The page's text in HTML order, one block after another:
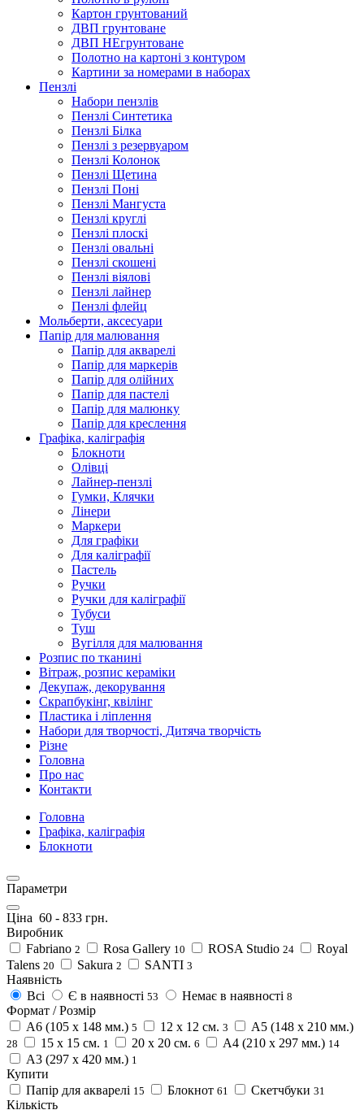
Картон грунтований
ДВП грунтоване
ДВП НЕгрунтоване
Полотно на картоні з контуром
Картини за номерами в наборах
Пензлі
Набори пензлів
Пензлі Синтетика
Пензлі Білка
Пензлі з резервуаром
Пензлі Колонок
Пензлі Щетина
Пензлі Поні
Пензлі Мангуста
Пензлі круглі
Пензлі плоскі
Пензлі овальні
Пензлі скошені
Пензлі віялові
Пензлі лайнер
Пензлі флейц
Мольберти, аксесуари
Папір для малювання
Папір для акварелі
Папір для маркерів
Папір для олійних
Папір для пастелі
Папір для малюнку
Папір для креслення
Графіка, каліграфія
Блокноти
Олівці
Лайнер-пензлі
Гумки, Клячки
Лінери
Маркери
Для графіки
Для каліграфії
Пастель
Ручки
Ручки для каліграфії
Тубуси
Туш
Вугілля для малювання
Розпис по тканині
Вітраж, розпис кераміки
Декупаж, декорування
Скрапбукінг, квілінг
Пластика і ліплення
Набори для творчості, Дитяча творчість
Різне
Головна
Про нас
Контакти
Головна
Графіка, каліграфія
Блокноти
Параметри
Ціна 60 - 833 грн.
Виробник
Fabriano 2 Rosa Gallery 10 ROSA Studio 24
Royal
Talens 20 Sakura 2 SANTI 3
Наявність
Всі
Є в наявності 53 Немає в наявності 8
Формат / Розмір
А6 (105 x 148 мм.) 5 12 x 12 см. 3 А5 (148 x 210 мм.)
28 15 x 15 см. 1 20 x 20 см. 6 А4 (210 x 297 мм.) 14
А3 (297 x 420 мм.) 1
Купити
Папір для акварелі 15 Блокнот 61 Скетчбуки 31
Кількість